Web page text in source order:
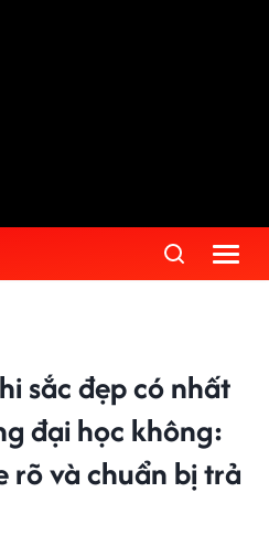
sắc đẹp có nhất
đại học không:
rõ và chuẩn bị trả